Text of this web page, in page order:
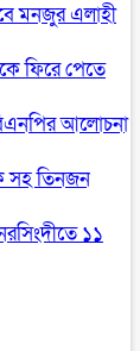
মনজুর এলাহী
ফিরে পেতে
আলোচনা
সহ তিনজন
১১